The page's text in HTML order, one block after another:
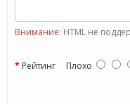
Внимание: HTML не
Рейтинг Плохо